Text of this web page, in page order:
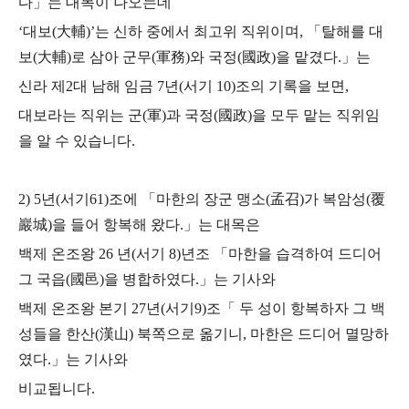
‘대보(大輔)’는 신하 중에서 최고위 직위이며, 「탈해를 대
보(大輔)로 삼아 군무(軍務)와 국정(國政)을 맡겼다.」는
신라 제2대 남해 임금 7년(서기 10)조의 기록을 보면,
대보라는 직위는 군(軍)과 국정(國政)을 모두 맡는 직위임
을 알 수 있습니다.
2) 5년(서기61)조에 「마한의 장군 맹소(孟召)가 복암성(覆
巖城)을 들어 항복해 왔다.」는 대목은
백제 온조왕 26 년(서기 8)년조 「마한을 습격하여 드디어
그 국읍(國邑)을 병합하였다.」는 기사와
백제 온조왕 본기 27년(서기9)조「 두 성이 항복하자 그 백
성들을 한산(漢山) 북쪽으로 옮기니, 마한은 드디어 멸망하
였다.」는 기사와
비교됩니다.